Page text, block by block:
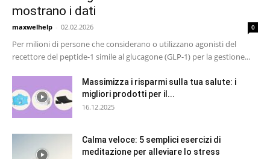
mostrano i dati
maxwelhelp - 02.02.2026 0
Per milioni di persone che considerano o utilizzano agonisti del
recettore del peptide-1 simile al glucagone (GLP-1) per la gestione...
Massimizza i risparmi sulla tua salute: i
migliori prodotti per il...
16.12.2025
Calma veloce: 5 semplici esercizi di
meditazione per alleviare lo stress